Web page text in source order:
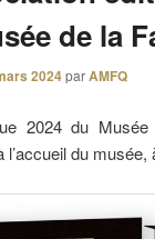
de la
2024parAMFQ
2024 du
l’accueil du